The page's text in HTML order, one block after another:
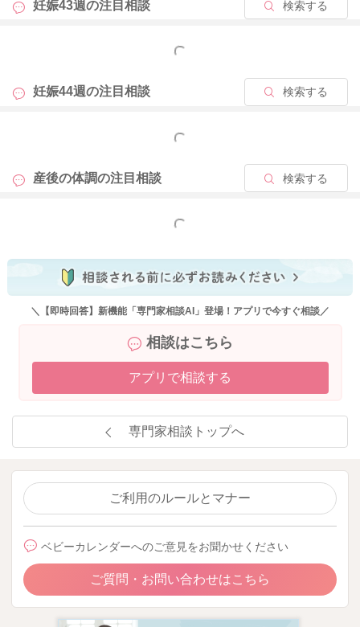
妊娠43週の注目相談 検索する
もっと見る
妊娠44週の注目相談 検索する
もっと見る
産後の体調の注目相談 検索する
もっと見る
＼【即時回答】新機能「専門家相談AI」登場！アプリで今すぐ相談／
相談はこちら
アプリで相談する
専門家相談トップへ
ご利用のルールとマナー
ベビーカレンダーへのご意見をお聞かせください
ご質問・お問い合わせはこちら